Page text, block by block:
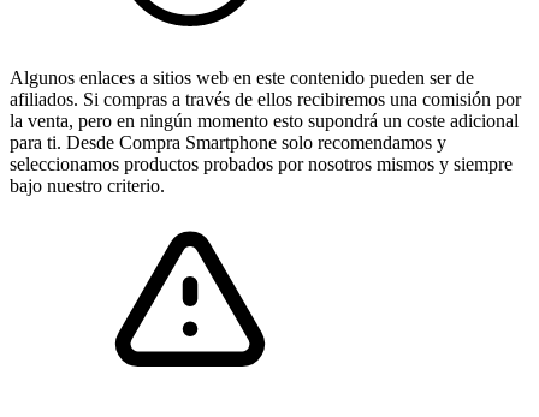
Algunos enlaces a sitios web en este contenido pueden ser de
afiliados. Si compras a través de ellos recibiremos una comisión por
la venta, pero en ningún momento esto supondrá un coste adicional
para ti. Desde Compra Smartphone solo recomendamos y
seleccionamos productos probados por nosotros mismos y siempre
bajo nuestro criterio.